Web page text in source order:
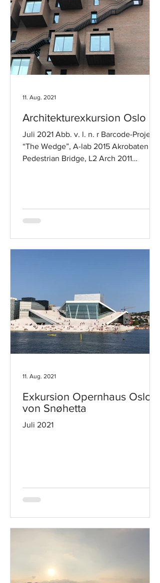
Architekturexkursion Oslo
Juli 2021 Abb. v. l. n. r Barcode-Project
“The Wedge”, A-lab 2015 Akrobaten
Pedestrian Bridge, L2 Arch 2011
11. Aug. 2021
Exkursion Opernhaus Oslo
von Snøhetta
Juli 2021
11. Aug. 2021